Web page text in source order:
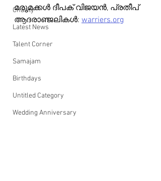
Charity
Latest News
Talent Corner
Samajam
Birthdays
Untitled Category
Wedding Anniversary
മരുമക്കൾ ദീപക് വിജയൻ, പ്രതീപ്
ആദരാഞ്ജലികൾ: warriers.org